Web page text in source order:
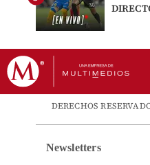
DERECHOS
Newsletters